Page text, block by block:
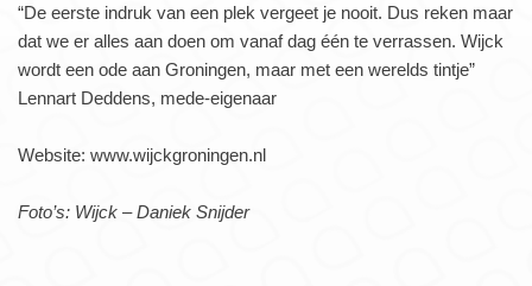
“De eerste indruk van een plek vergeet je nooit. Dus reken maar
dat we er alles aan doen om vanaf dag één te verrassen. Wijck
wordt een ode aan Groningen, maar met een werelds tintje”
Lennart Deddens, mede-eigenaar
Website: www.wijckgroningen.nl
Foto’s: Wijck – Daniek Snijder